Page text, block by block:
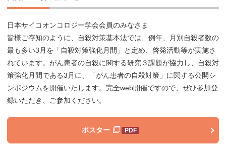
日本サイコオンコロジー学会会員のみなさま
皆様ご存知のように、自殺対策基本法では、例年、月別自殺者数の
最も多い3月を「自殺対策強化月間」と定め、啓発活動等が実施さ
れています。がん患者の自殺に関する研究３課題が協力し、自殺対
策強化月間である3月に、「がん患者の自殺対策」に関する公開シ
ンポジウムを開催いたします。完全web開催ですので、ぜひ参加登
録いただき、ご参加ください。
ポスター